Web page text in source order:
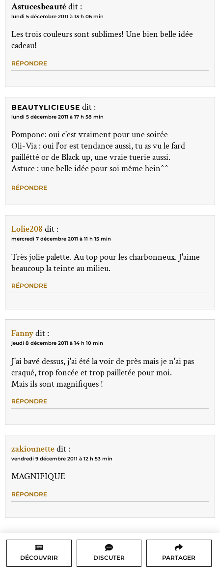
Astucesbeautédit :
lundi 5 décembre 2011 à 13 h 06 min
Les trois couleurs sont sublimes! Une bien belle idée
cadeau!
RÉPONDRE
BEAUTYLICIEUSE dit :
lundi 5 décembre 2011 à 17 h 58 min
Pompone: oui c'est vraiment pour une soirée
Oli-Via : oui l'or est tendance aussi, tu as vu le fard
paillétté or de Black up, une vraie tuerie aussi.
Astuce : une belle idée pour soi même hein^^
RÉPONDRE
Lolie208 dit :
mercredi 7 décembre 2011 à 11 h 15 min
Très jolie palette. Au top pour les charbonneux. J'aime
beaucoup la teinte au milieu.
RÉPONDRE
Fannydit :
jeudi 8 décembre 2011 à 14 h 10 min
J'ai bavé dessus, j'ai été la voir de près mais je n'ai pas
craqué, trop foncée et trop pailletée pour moi.
Mais ils sont magnifiques !
RÉPONDRE
zakiounettedit :
vendredi 9 décembre 2011 à 12 h 53 min
MAGNIFIQUE
RÉPONDRE
DÉCOUVRIR DISCUTER PARTAGER